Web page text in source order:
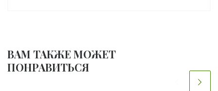
ВАМ ТАКЖЕ МОЖЕТ
ПОНРАВИТЬСЯ